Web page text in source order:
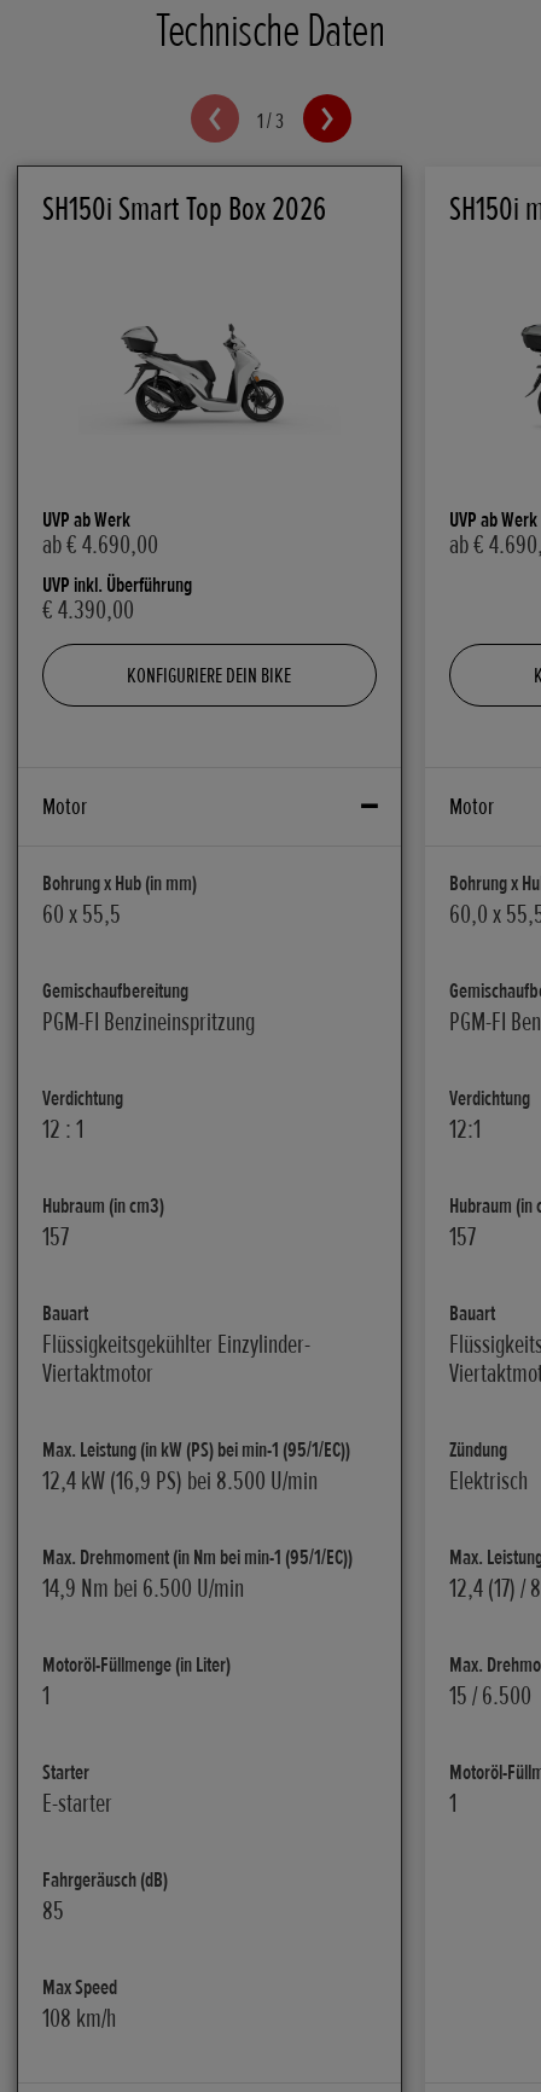
Technische Daten
1/3
SH150i Smart Top Box 2026
UVP ab Werk
ab € 4.690,00
UVP inkl. Überführung
€ 4.390,00
KONFIGURIERE DEIN BIKE
Motor
Bohrung x Hub (in mm)
60 x 55,5
Gemischaufbereitung
PGM-FI Benzineinspritzung
Verdichtung
12 : 1
Hubraum (in cm3)
157
Bauart
Flüssigkeitsgekühlter Einzylinder-
Viertaktmotor
Max. Leistung (in kW (PS) bei min-1 (95/1/EC))
12,4 kW (16,9 PS) bei 8.500 U/min
Max. Drehmoment (in Nm bei min-1 (95/1/EC))
14,9 Nm bei 6.500 U/min
Motoröl-Füllmenge (in Liter)
1
Starter
E-starter
Fahrgeräusch (dB)
85
Max Speed
108 km/h
SH150i
UVP ab Werk
ab €
Motor
Bohrung x
60,0 x
PGM-FI
Verdichtung
12:1
Hubraum (in
157
Bauart
Zündung
Elektrisch
Max.
12,4 (17) /
Max.
15 / 6.500
Motoröl-
1